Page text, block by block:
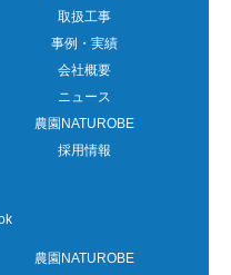
取扱工事
事例・実績
会社概要
ニュース
農園NATUROBE
採用情報
農園NATUROBE